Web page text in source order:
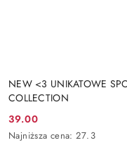
NEW <3 UNIKATOWE
COLLECTION
Cena
39.00
Najniższa
Najniższa cena: 27.3